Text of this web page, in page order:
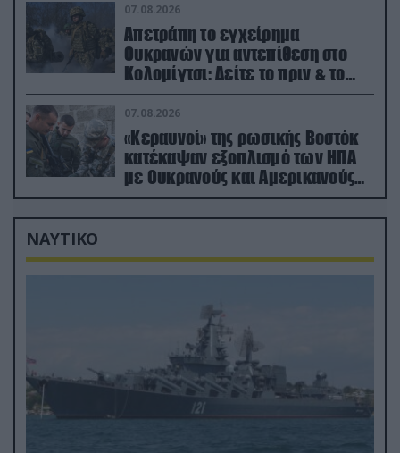
07.08.2026
Απετράπη το εγχείρημα
Ουκρανών για αντεπίθεση στο
Κολομίγτσι: Δείτε το πριν & το
μετά της προσπάθειάς τους
(βίντεο)
07.08.2026
«Κεραυνοί» της ρωσικής Βοστόκ
κατέκαψαν εξοπλισμό των ΗΠΑ
με Ουκρανούς και Αμερικανούς
μισθοφόρους – Δείτε βίντεο
ΝΑΥΤΙΚΟ